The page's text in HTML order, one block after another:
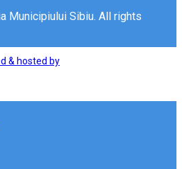
Municipiului Sibiu. All rights
& hosted by